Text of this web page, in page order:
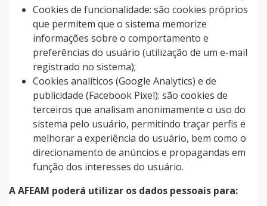
Cookies de funcionalidade: são cookies próprios
que permitem que o sistema memorize
informações sobre o comportamento e
preferências do usuário (utilização de um e-mail
registrado no sistema);
Cookies analíticos (Google Analytics) e de
publicidade (Facebook Pixel): são cookies de
terceiros que analisam anonimamente o uso do
sistema pelo usuário, permitindo traçar perfis e
melhorar a experiência do usuário, bem como o
direcionamento de anúncios e propagandas em
função dos interesses do usuário.
A AFEAM poderá utilizar os dados pessoais para: